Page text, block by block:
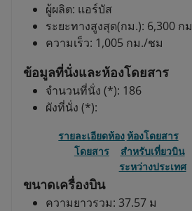
ผู้ผลิต: แอร์บัส
ระยะทางสูงสุด(กม.): 6,300 กม
ความเร็ว: 1,005 กม./ชม
ข้อมูลที่นั่งและห้องโดยสาร
จำนวนที่นั่ง (*): 186
ผังที่นั่ง (*):
รายละเอียดห้อง
โดยสาร
ห้องโดยสาร
สำหรับเที่ยวบิน
ระหว่างประเทศ
ขนาดเครื่องบิน
ความยาวรวม: 37.57 ม